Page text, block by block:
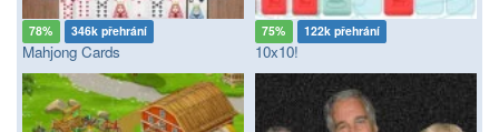
78% 346k přehrání
Mahjong Cards
75% 122k přehrání
10x10!